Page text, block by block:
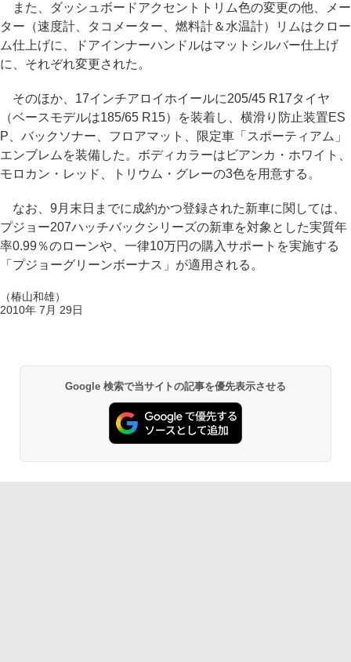
また、ダッシュボードアクセントトリム色の変更の他、メー
ター（速度計、タコメーター、燃料計＆水温計）リムはクロー
ム仕上げに、ドアインナーハンドルはマットシルバー仕上げ
に、それぞれ変更された。
そのほか、17インチアロイホイールに205/45 R17タイヤ
（ベースモデルは185/65 R15）を装着し、横滑り防止装置ES
P、バックソナー、フロアマット、限定車「スポーティアム」
エンブレムを装備した。ボディカラーはビアンカ・ホワイト、
モロカン・レッド、トリウム・グレーの3色を用意する。
なお、9月末日までに成約かつ登録された新車に関しては、
プジョー207ハッチバックシリーズの新車を対象とした実質年
率0.99％のローンや、一律10万円の購入サポートを実施する
「プジョーグリーンボーナス」が適用される。
（椿山和雄）
2010年 7月 29日
Google 検索で当サイトの記事を優先表示させる